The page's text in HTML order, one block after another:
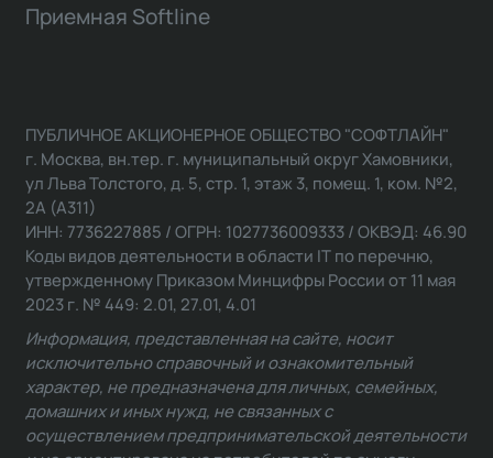
Приемная Softline
ПУБЛИЧНОЕ АКЦИОНЕРНОЕ ОБЩЕСТВО "СОФТЛАЙН"
г. Москва, вн.тер. г. муниципальный округ Хамовники,
ул Льва Толстого, д. 5, стр. 1, этаж 3, помещ. 1, ком. №2,
2А (А311)
ИНН: 7736227885 / ОГРН: 1027736009333 / ОКВЭД: 46.90
Коды видов деятельности в области IT по перечню,
утвержденному Приказом Минцифры России от 11 мая
2023 г. № 449: 2.01, 27.01, 4.01
Информация, представленная на сайте, носит
исключительно справочный и ознакомительный
характер, не предназначена для личных, семейных,
домашних и иных нужд, не связанных с
осуществлением предпринимательской деятельности